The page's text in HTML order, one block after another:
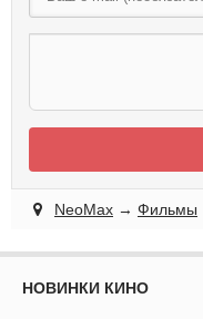
NeoMax → Фильмы
НОВИНКИ КИНО